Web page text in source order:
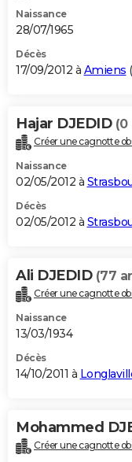
Naissance
28/07/1965
Décès
17/09/2012 à Amiens (
Hajar DJEDID (0
Créer une cagnotte
Naissance
02/05/2012 à
Décès
02/05/2012 à
Ali DJEDID (77
Créer une cagnotte
Naissance
13/03/1934
Décès
14/10/2011 à
Mohammed
Créer une cagnotte